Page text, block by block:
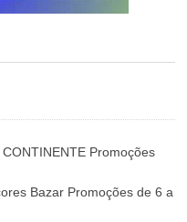
Promoções
Bazar Promoções de 6 a